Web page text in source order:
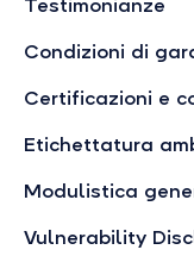
Testimonianze
Condizioni di
Certificazioni e
Etichettatura
Modulistica
Vulnerability